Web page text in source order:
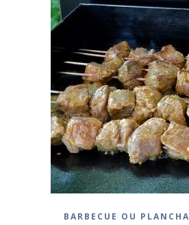
BARBECUE OU PLANCHA